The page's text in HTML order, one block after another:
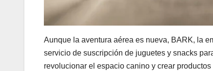
Aunque la aventura aérea es nueva, BARK, la
servicio de suscripción de juguetes y snacks
revolucionar el espacio canino y crear